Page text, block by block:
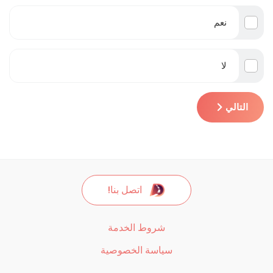
نعم
لا
التالي
اتصل بنا!
شروط الخدمة
سياسة الخصوصية